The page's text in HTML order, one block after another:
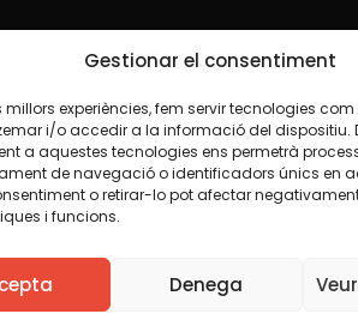
Gestionar el consentiment
millors experiències, fem servir tecnologies
i/o accedir a la informació del dispositiu.
a aquestes tecnologies ens permetrà
de navegació o identificadors únics en
o retirar-lo pot afectar
i funcions.
Denega
algun material indiquem el contrari.
inclosa la comercial. Només us